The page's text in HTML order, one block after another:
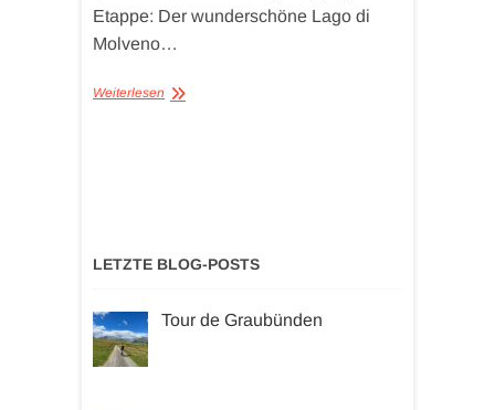
Etappe: Der wunderschöne Lago di
Molveno…
Weiterlesen
LETZTE BLOG-POSTS
Tour de Graubünden